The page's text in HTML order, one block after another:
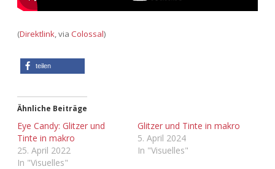
(Direktlink, via Colossal)
teilen
Ähnliche Beiträge
Eye Candy: Glitzer und
Tinte in makro
25. April 2022
In "Visuelles"
Glitzer und Tinte in makro
5. April 2024
In "Visuelles"